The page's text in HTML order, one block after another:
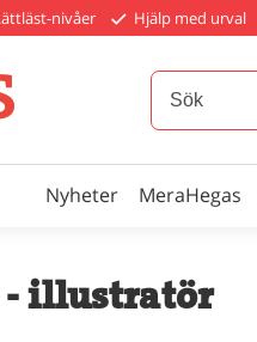
nivåer Hjälp med urval
Nyheter MeraHegas
illustratör